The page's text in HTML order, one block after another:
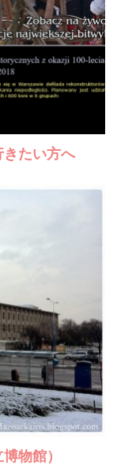
きたい方へ
物館）